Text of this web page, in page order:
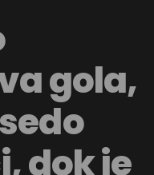
gola,
dok je